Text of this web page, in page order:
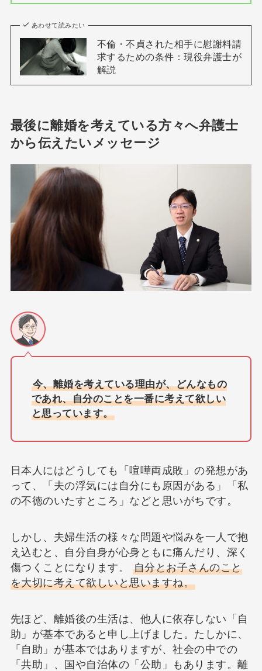
あわせて読みたい
不倫・不貞された相手に慰謝料請
求するための条件：現役弁護士が
解説
最後に離婚を考えている方々へ弁護士
から伝えたいメッセージ
今、離婚を考えている理由が、どんなもの
であれ、自分のことを一番に考えて欲しい
と思っています。
日本人にはどうしても「喧嘩両成敗」の発想があ
って、「夫の浮気には自分にも原因がある」「私
の不徳のいたすところ」などと思いがちです。
しかし、夫婦生活の様々な問題や悩みを一人で抱
え込むと、自分自身が心身ともに痛んだり、深く
傷つくことになります。 自分とお子さんのこと
を大切に考えて欲しいと思いますね。
先ほど、離婚後の生活は、他人に依存しない「自
助」が基本であると申し上げました。たしかに、
「自助」が基本ではありますが、社会の中での
「共助」、国や自治体の「公助」もあります。離